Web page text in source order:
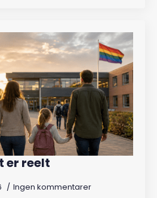
er reelt
Ingen kommentarer